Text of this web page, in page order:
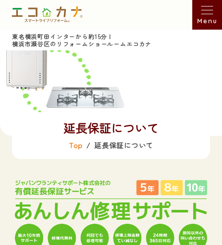
東名横浜町田インターから約15分！
横浜市瀬谷区のリフォームショールームエコカナ
Menu
延長保証について
Top 延長保証について